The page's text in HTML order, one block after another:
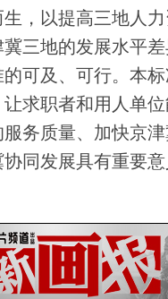
，以提高三地人
三地的发展水平
可及、可行。本
求职者和用人单
务质量、加快京
同发展具有重要意